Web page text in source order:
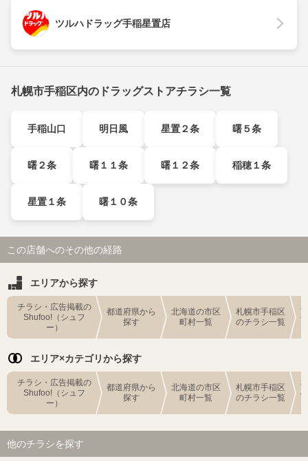
ツルハドラッグ手稲星置店
札幌市手稲区内のドラッグストアチラシ一覧
手稲山口 明日風 星置２条 曙５条
曙２条 曙１１条 曙１２条 稲穂１条
星置１条 曙１０条
この店舗へのその他の経路
エリアから探す
チラシ・広告掲載の
Shufoo!（シュフ
ー）
都道府県から
探す
北海道の市区
町村一覧
札幌市手稲区
のチラシ一覧
エリア×カテゴリから探す
チラシ・広告掲載の
Shufoo!（シュフ
ー）
都道府県から
探す
北海道の市区
町村一覧
札幌市手稲区
のチラシ一覧
他のチラシを探す